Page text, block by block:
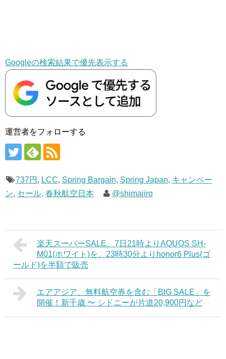
Googleの検索結果で優先表示する
運営者をフォローする
737円 , LCC, Spring Bargain, Spring Japan, キャンペー
ン, セール, 春秋航空日本 @shimajiro
楽天スーパーSALE、7日21時よりAQUOS SH-
M01(ホワイト)を、23時30分よりhonor6 Plus(ゴ
ールド)を半額で販売
エアアジア、無料航空券を含む「BIG SALE」を
開催！新千歳 〜 シドニーが片道20,900円など